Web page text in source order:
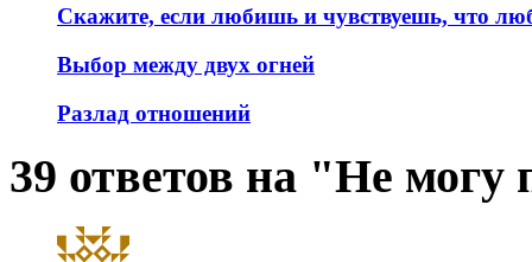
Скажите, если любишь и чувствуешь, что
Выбор между двух огней
Разлад отношений
39 ответов на "Не могу